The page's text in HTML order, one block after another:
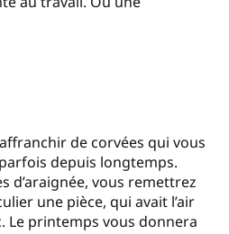
de corvées qui vous
depuis longtemps.
d’araignée, vous remettrez
une pièce, qui avait l’air
Le printemps vous donnera